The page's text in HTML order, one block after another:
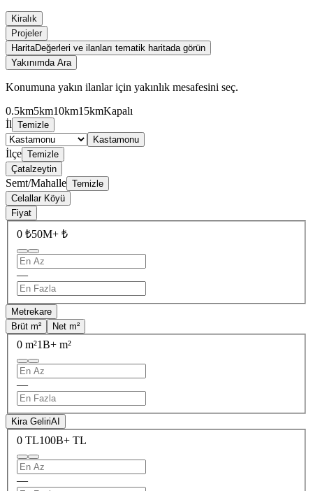
Kiralık
Projeler
HaritaDeğerleri ve ilanları tematik haritada görün
Yakınımda Ara
Konumuna yakın ilanlar için yakınlık mesafesini seç.
0.5km5km10km15kmKapalı
İl Temizle
Kastamonu
İlçe Temizle
Çatalzeytin
Semt/Mahalle Temizle
Celallar Köyü
Fiyat
0 ₺50M+ ₺
—
Metrekare
Brüt m²
Net m²
0 m²1B+ m²
—
Kira GeliriAI
0 TL100B+ TL
—